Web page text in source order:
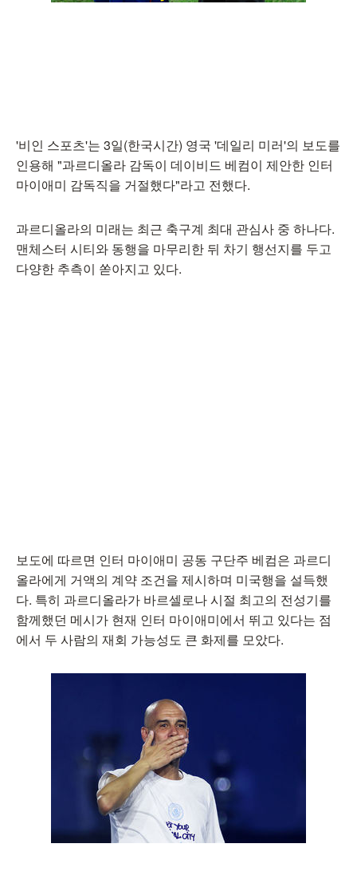
'비인 스포츠'는 3일(한국시간) 영국 '데일리 미러'의 보도를
인용해 "과르디올라 감독이 데이비드 베컴이 제안한 인터
마이애미 감독직을 거절했다"라고 전했다.
과르디올라의 미래는 최근 축구계 최대 관심사 중 하나다.
맨체스터 시티와 동행을 마무리한 뒤 차기 행선지를 두고
다양한 추측이 쏟아지고 있다.
보도에 따르면 인터 마이애미 공동 구단주 베컴은 과르디
올라에게 거액의 계약 조건을 제시하며 미국행을 설득했
다. 특히 과르디올라가 바르셀로나 시절 최고의 전성기를
함께했던 메시가 현재 인터 마이애미에서 뛰고 있다는 점
에서 두 사람의 재회 가능성도 큰 화제를 모았다.